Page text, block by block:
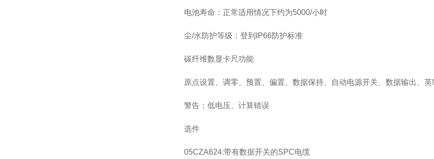
电池寿命：正常适用情况下约为5000/小时
尘/水防护等级：登到IP66防护标准
碳纤维数显卡尺功能
原点设置、调零、预置、偏置、数据保持、自动电源开关、数据输出、英
警告：低电压、计算错误
选件
05CZA624:带有数据开关的SPC电缆